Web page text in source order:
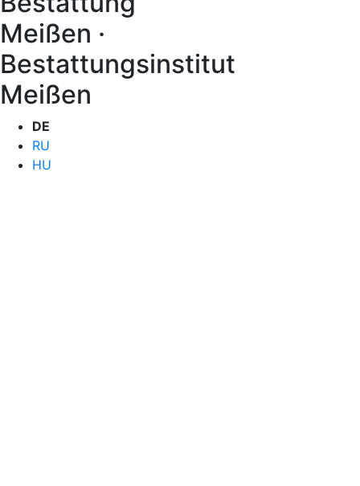
Meißen ·
Bestattungsinstitut
Meißen
DE
RU
HU